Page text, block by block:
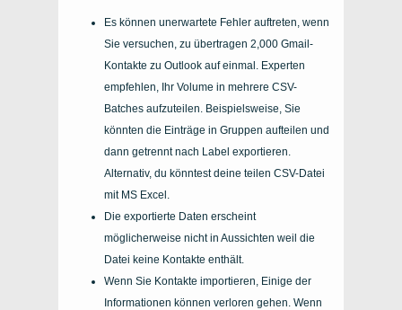
Es können unerwartete Fehler auftreten, wenn
Sie versuchen, zu übertragen 2,000 Gmail-
Kontakte zu Outlook auf einmal. Experten
empfehlen, Ihr Volume in mehrere CSV-
Batches aufzuteilen. Beispielsweise, Sie
könnten die Einträge in Gruppen aufteilen und
dann getrennt nach Label exportieren.
Alternativ, du könntest deine teilen CSV-Datei
mit MS Excel.
Die exportierte Daten erscheint
möglicherweise nicht in Aussichten weil die
Datei keine Kontakte enthält.
Wenn Sie Kontakte importieren, Einige der
Informationen können verloren gehen. Wenn